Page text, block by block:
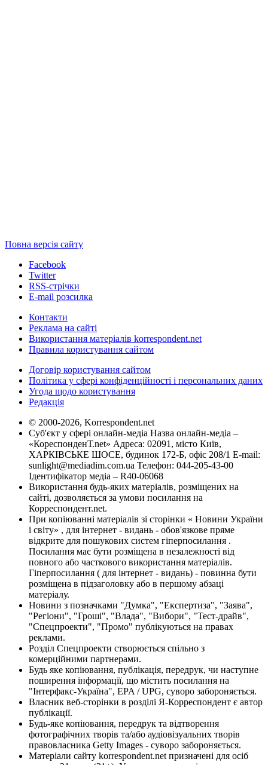
Повна версія сайту
Facebook
Twitter
RSS-стрічки
E-mail розсилка
Контакти
Реклама на сайті
Використання матеріалів korrespondent.net
Правила користування сайтом
Договір користування сайтом
Політика у сфері конфіденційності і персональних даних
Угода щодо користування
Редакція
© 2000-2026, Korrespondent.net
Суб'єкт у сфері онлайн-медіа Назва онлайн-медіа –
«КореспонденТ.net» Адреса: 02091, місто Київ,
ХАРКІВСЬКЕ ШОСЕ, будинок 172-Б, офіс 208/1 E-mail:
sunlight@mediadim.com.ua Телефон: 044-205-43-00
Ідентифікатор медіа – R40-06068
Використання будь-яких матеріалів, розміщених на
сайті, дозволяється за умови посилання на
Корреспондент.net.
При копіюванні матеріалів зі сторінки « Новини України
і світу» , для інтернет - видань - обов'язкове пряме
відкрите для пошукових систем гіперпосилання .
Посилання має бути розміщена в незалежності від
повного або часткового використання матеріалів.
Гіперпосилання ( для інтернет - видань) - повинна бути
розміщена в підзаголовку або в першому абзаці
матеріалу.
Новини з позначками "Думка", "Експертиза", "Заява",
"Регіони", "Гроші", "Влада", "Вибори", "Тест-драйв",
"Спецпроекти", "Промо" публікуються на правах
реклами.
Розділ Спецпроекти створюється спільно з
комерційними партнерами.
Будь яке копіювання, публікація, передрук, чи наступне
поширення інформації, що містить посилання на
"Інтерфакс-Україна", EPA / UPG, суворо забороняється.
Власник веб-сторінки в розділі Я-Корреспондент є автор
публікації.
Будь-яке копіювання, передрук та відтворення
фотографічних творів та/або аудіовізуальних творів
правовласника Getty Images - суворо забороняється.
Матеріали сайту korrespondent.net призначені для осіб